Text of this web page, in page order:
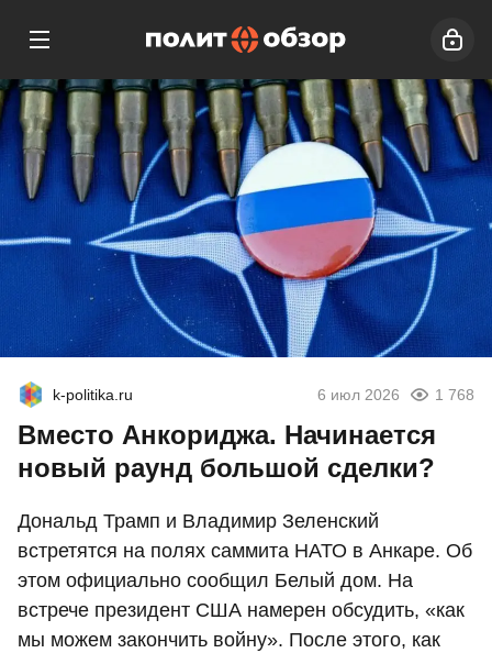
k-politika.ru 6 июл 2026 1 768
Вместо Анкориджа. Начинается
новый раунд большой сделки?
Дональд Трамп и Владимир Зеленский
встретятся на полях саммита НАТО в Анкаре. Об
этом официально сообщил Белый дом. На
встрече президент США намерен обсудить, «как
мы можем закончить войну». После этого, как